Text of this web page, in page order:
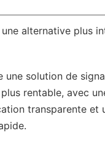
alternative plus
une solution de
rentable, avec
transparente et